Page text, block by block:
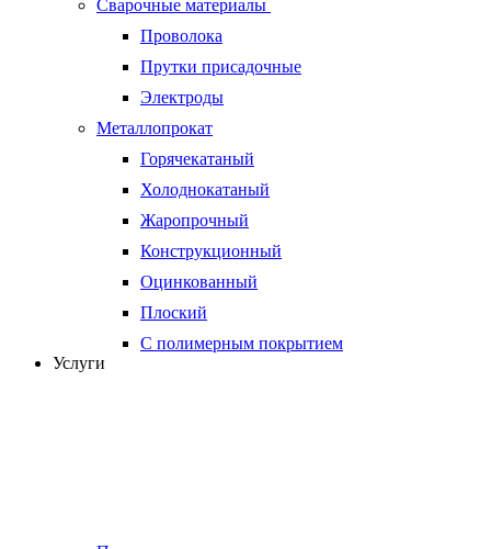
Сварочные материалы
Проволока
Прутки присадочные
Электроды
Металлопрокат
Горячекатаный
Холоднокатаный
Жаропрочный
Конструкционный
Оцинкованный
Плоский
С полимерным покрытием
Услуги